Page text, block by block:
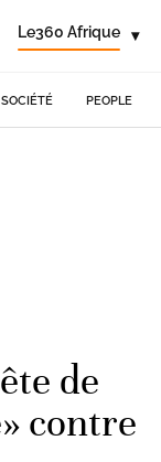
Le360 Afrique ▾
SOCIÉTÉ PEOPLE
de
contre